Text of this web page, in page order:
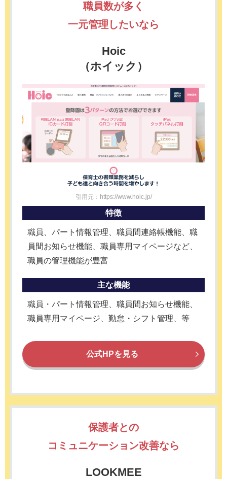
職員数が多く
一元管理したいなら
Hoic
（ホイック）
引用元：https://www.hoic.jp/
特徴
職員、パート情報管理、職員間連絡帳機能、職
員間お知らせ機能、職員専用マイページなど、
職員の管理機能が豊富
主な機能
職員・パート情報管理、職員間お知らせ機能、
職員専用マイページ、勤怠・シフト管理、等
公式HPを見る
保護者との
コミュニケーション改善なら
LOOKMEE